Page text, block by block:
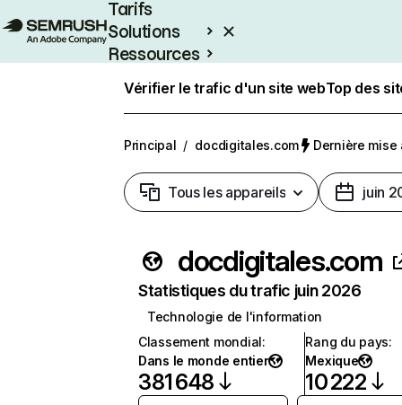
Tarifs
Solutions
Ressources
Vérifier le trafic d'un site webTop des
Principal / docdigitales.com Dernière mise
Tous les appareils juin
docdigitales.com
Statistiques du trafic juin 2026
Technologie de l'information
Classement mondial:
Dans le monde entier
381 648
Rang du pays:
Mexique
10 222